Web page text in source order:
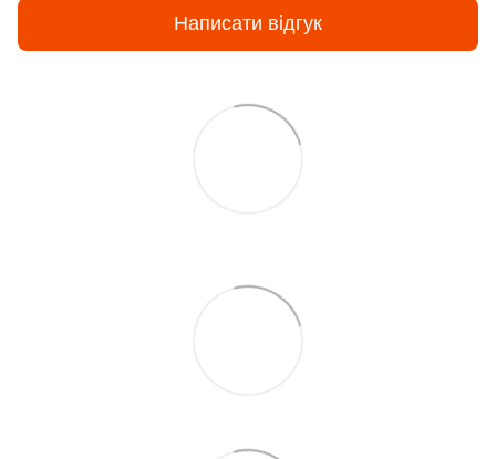
Написати відгук